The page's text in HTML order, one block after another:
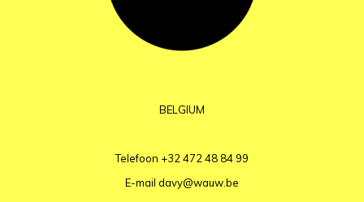
BELGIUM
Telefoon +32 472 48 84 99
E-mail davy@wauw.be